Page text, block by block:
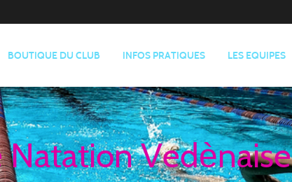
BOUTIQUE DU CLUB INFOS PRATIQUES LES EQUIPES
Vedènaise